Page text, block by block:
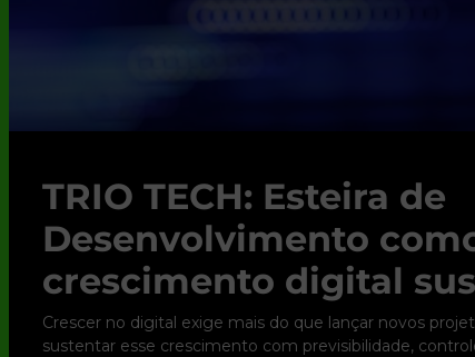
TRIO TECH: Esteira de
Desenvolvimento
crescimento digital
Crescer no digital exige mais do que lançar novos
sustentar esse crescimento com previsibilidade,